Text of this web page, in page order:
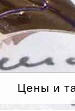
Цены и